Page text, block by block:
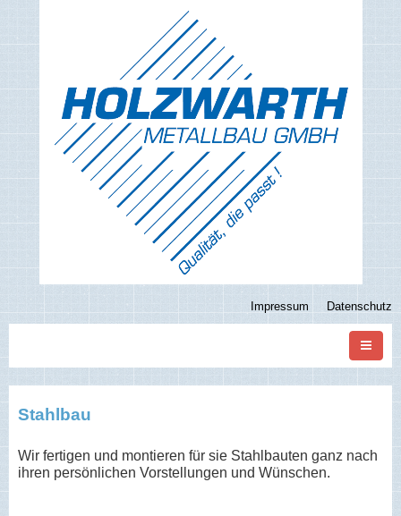
Impressum Datenschutz
Stahlbau
Wir fertigen und montieren für sie Stahlbauten ganz nach
ihren persönlichen Vorstellungen und Wünschen.